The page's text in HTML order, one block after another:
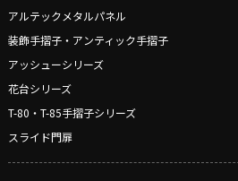
アルテックメタルパネル
装飾手摺子・アンティック手摺子
アッシューシリーズ
花台シリーズ
T-80・T-85手摺子シリーズ
スライド門扉